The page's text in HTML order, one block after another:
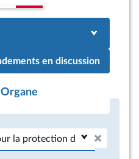
en discussion